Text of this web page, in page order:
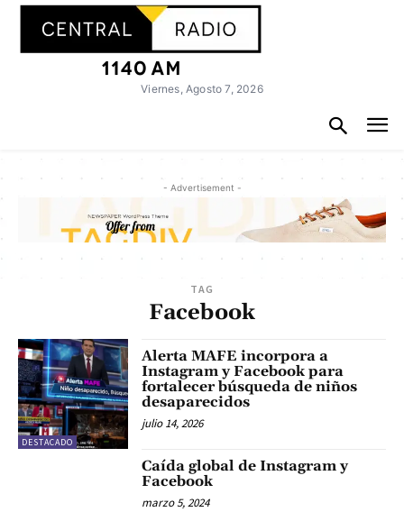
Viernes, Agosto 7, 2026
- Advertisement -
TAG
Facebook
DESTACADO
Alerta MAFE incorpora a
Instagram y Facebook para
fortalecer búsqueda de niños
desaparecidos
julio 14, 2026
Caída global de Instagram y
Facebook
marzo 5, 2024